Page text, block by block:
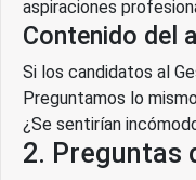
aspiraciones
Contenido del
Si los candidatos al
Preguntamos lo
¿Se sentirían
2. Preguntas